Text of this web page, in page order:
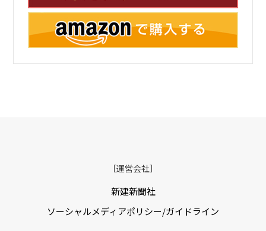
［運営会社］
新建新聞社
ソーシャルメディアポリシー/ガイドライン